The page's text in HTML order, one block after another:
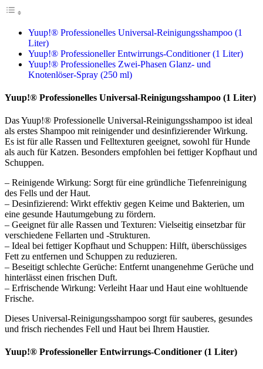
Yuup!® Professionelles Universal-Reinigungsshampoo (1
Liter)
Yuup!® Professioneller Entwirrungs-Conditioner (1 Liter)
Yuup!® Professionelles Zwei-Phasen Glanz- und
Knotenlöser-Spray (250 ml)
Yuup!® Professionelles Universal-Reinigungsshampoo (1 Liter)
Das Yuup!® Professionelle Universal-Reinigungsshampoo ist ideal
als erstes Shampoo mit reinigender und desinfizierender Wirkung.
Es ist für alle Rassen und Felltexturen geeignet, sowohl für Hunde
als auch für Katzen. Besonders empfohlen bei fettiger Kopfhaut und
Schuppen.
– Reinigende Wirkung: Sorgt für eine gründliche Tiefenreinigung
des Fells und der Haut.
– Desinfizierend: Wirkt effektiv gegen Keime und Bakterien, um
eine gesunde Hautumgebung zu fördern.
– Geeignet für alle Rassen und Texturen: Vielseitig einsetzbar für
verschiedene Fellarten und -Strukturen.
– Ideal bei fettiger Kopfhaut und Schuppen: Hilft, überschüssiges
Fett zu entfernen und Schuppen zu reduzieren.
– Beseitigt schlechte Gerüche: Entfernt unangenehme Gerüche und
hinterlässt einen frischen Duft.
– Erfrischende Wirkung: Verleiht Haar und Haut eine wohltuende
Frische.
Dieses Universal-Reinigungsshampoo sorgt für sauberes, gesundes
und frisch riechendes Fell und Haut bei Ihrem Haustier.
Yuup!® Professioneller Entwirrungs-Conditioner (1 Liter)